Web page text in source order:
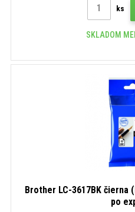
ks
SKLADOM
Brother LC-3617BK
po